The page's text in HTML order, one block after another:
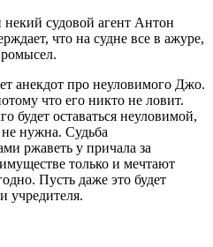
судовой агент Антон
что на судне все в ажуре,
анекдот про неуловимого Джо.
что его никто не ловит.
будет оставаться неуловимой,
нужна. Судьба
ржаветь у причала за
только и мечтают
Пусть даже это будет
учредителя.